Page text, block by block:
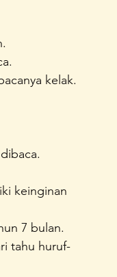
kelak.
keinginan
7 bulan.
tahu huruf-